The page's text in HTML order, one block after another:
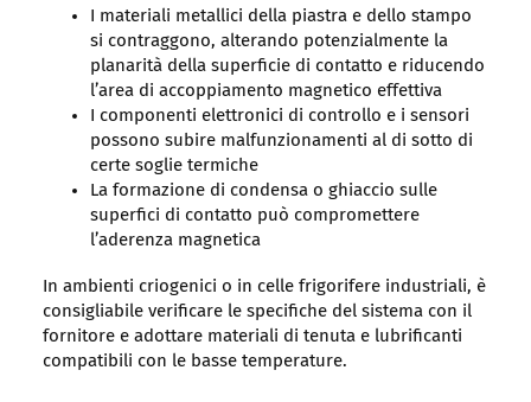
I materiali metallici della piastra e dello stampo
si contraggono, alterando potenzialmente la
planarità della superficie di contatto e riducendo
l’area di accoppiamento magnetico effettiva
I componenti elettronici di controllo e i sensori
possono subire malfunzionamenti al di sotto di
certe soglie termiche
La formazione di condensa o ghiaccio sulle
superfici di contatto può compromettere
l’aderenza magnetica
In ambienti criogenici o in celle frigorifere industriali, è
consigliabile verificare le specifiche del sistema con il
fornitore e adottare materiali di tenuta e lubrificanti
compatibili con le basse temperature.